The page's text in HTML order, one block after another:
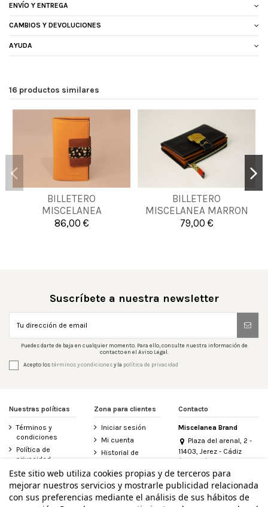
ENVÍO Y ENTREGA
CAMBIOS Y DEVOLUCIONES
AYUDA
16 productos similares
BILLETERO
MISCELANEA
86,00 €
UNICA
Añadir al carrito
BILLETERO
MISCELANEA MARRON
79,00 €
UNICA
Añadir al carrito
Suscríbete a nuestra newsletter
Puedes darte de baja en cualquier momento. Para ello, consulte nuestra información de
contacto en el Aviso Legal.
Acepto lostérminos y condicionesy la política de privacidad
Nuestras políticas
Términos y
condiciones
Política de
privacidad
Aviso legal
Política de
cookies
Zona para clientes
Iniciar sesión
Mi cuenta
Historial de
Contacte con
nosotros
Derecho de
Contacto
Miscelanea Brand
Plaza del arenal, 2 -
11403, Jerez - Cádiz
(España)
956 155 340
info@miscelanea.online
Este sitio web utiliza cookies propias y de terceros para
mejorar nuestros servicios y mostrarle publicidad relacionada
con sus preferencias mediante el análisis de sus hábitos de